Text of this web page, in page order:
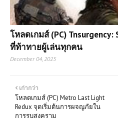
โหลดเกมส์ (PC)
ที่ท้าทายผู้เล่นทุกคน
December 04, 2025
เก่ากว่า
โหลดเกมส์ (PC) Metro Last Light
Redux จุดเริ่มต้นการผจญภัยใน
การรบสงคราม